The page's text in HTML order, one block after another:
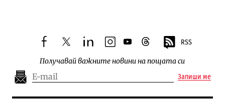
facebooktwitterlinkedininstagram
youtubethreads RSS
Получавай важните новини на пощата си
Запиши ме